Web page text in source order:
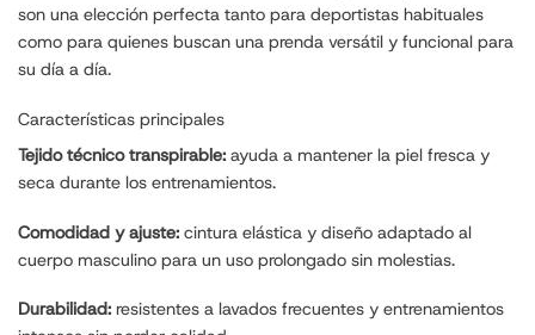
son una elección perfecta tanto para deportistas habituales
como para quienes buscan una prenda versátil y funcional para
su día a día.
Características principales
Tejido técnico transpirable: ayuda a mantener la piel fresca y
seca durante los entrenamientos.
Comodidad y ajuste: cintura elástica y diseño adaptado al
cuerpo masculino para un uso prolongado sin molestias.
Durabilidad: resistentes a lavados frecuentes y entrenamientos